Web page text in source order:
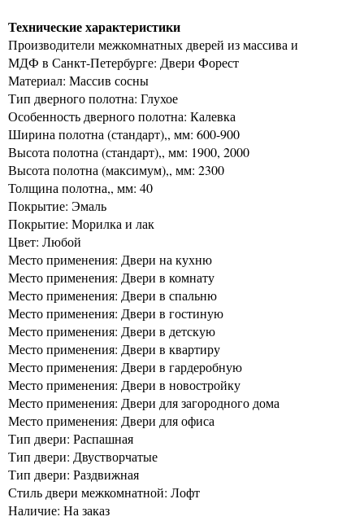
Технические характеристики
Производители межкомнатных дверей из массива и
МДФ в Санкт-Петербурге: Двери Форест
Материал: Массив сосны
Тип дверного полотна: Глухое
Особенность дверного полотна: Калевка
Ширина полотна (стандарт),, мм: 600-900
Высота полотна (стандарт),, мм: 1900, 2000
Высота полотна (максимум),, мм: 2300
Толщина полотна,, мм: 40
Покрытие: Эмаль
Покрытие: Морилка и лак
Цвет: Любой
Место применения: Двери на кухню
Место применения: Двери в комнату
Место применения: Двери в спальню
Место применения: Двери в гостиную
Место применения: Двери в детскую
Место применения: Двери в квартиру
Место применения: Двери в гардеробную
Место применения: Двери в новостройку
Место применения: Двери для загородного дома
Место применения: Двери для офиса
Тип двери: Распашная
Тип двери: Двустворчатые
Тип двери: Раздвижная
Стиль двери межкомнатной: Лофт
Наличие: На заказ